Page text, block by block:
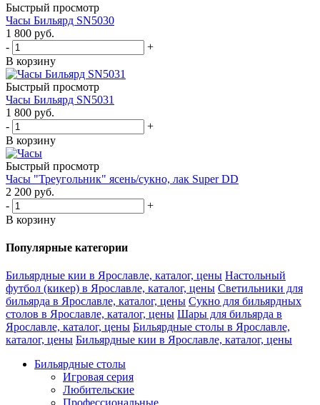
Быстрый просмотр
Часы Бильярд SN5030
1 800 руб.
-
+
В корзину
Быстрый просмотр
Часы Бильярд SN5031
1 800 руб.
-
+
В корзину
Быстрый просмотр
Часы "Треугольник" ясень/сукно, лак Super DD
2 200 руб.
-
+
В корзину
Популярные категории
Бильярдные кии в Ярославле, каталог, цены Настольный
футбол (кикер) в Ярославле, каталог, цены Светильники для
бильярда в Ярославле, каталог, цены Сукно для бильярдных
столов в Ярославле, каталог, цены Шары для бильярда в
Ярославле, каталог, цены Бильярдные столы в Ярославле,
каталог, цены Бильярдные кии в Ярославле, каталог, цены
Бильярдные столы
Игровая серия
Любительские